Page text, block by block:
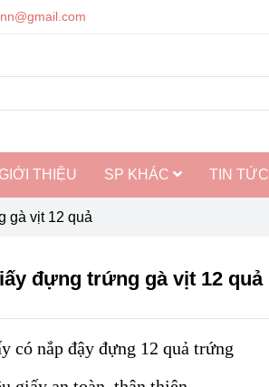
GIỚI THIỆU SP KHÁC TIN TỨC
gà vịt 12 quả
đựng trứng gà vịt 12 quả
có nắp đậy đựng 12 quả trứng